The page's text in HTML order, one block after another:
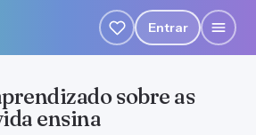
Entrar
sobre as
ensina